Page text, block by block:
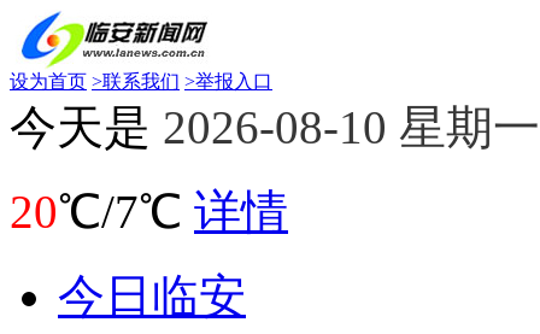
设为首页 >联系我们 >举报入口
今天是 2026-08-10 星期一
20℃/7℃ 详情
今日临安